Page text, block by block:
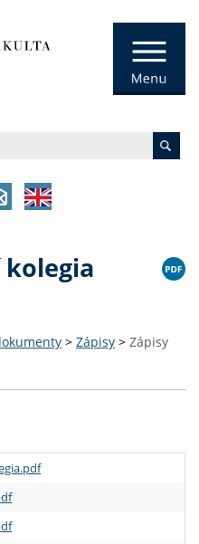
kolegia
> Zápisy > Zápisy